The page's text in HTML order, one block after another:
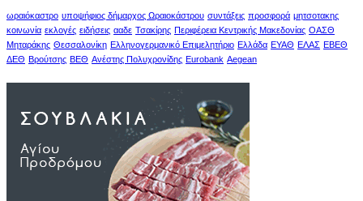
ωραιόκαστρο υποψήφιος δήμαρχος Ωραιοκάστρου συντάξεις προσφορά μητσοτακης
κοινωνία εκλογές ειδήσεις ααδε Τσακίρης Περιφέρεια Κεντρικής Μακεδονίας ΟΑΣΘ
Μηταράκης Θεσσαλονίκη Ελληνογερμανικό Επιμελητήριο Ελλάδα ΕΥΑΘ ΕΛΑΣ ΕΒΕΘ
ΔΕΘ Βρούτσης ΒΕΘ Ανέστης Πολυχρονίδης Eurobank Aegean